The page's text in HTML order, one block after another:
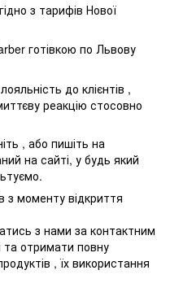
з тарифів Нової
готівкою по Львову
до клієнтів ,
реакцію стосовно
, або пишіть на
на сайті, у будь який
з моменту відкриття
з нами за контактним
та отримати повну
, їх використання